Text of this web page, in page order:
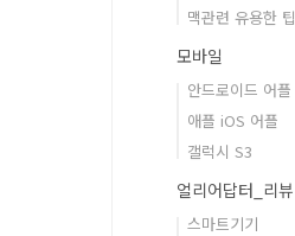
맥관련 유용한 팁
모바일
안드로이드 어플
애플 iOS 어플
갤럭시 S3
얼리어답터_리뷰
스마트기기